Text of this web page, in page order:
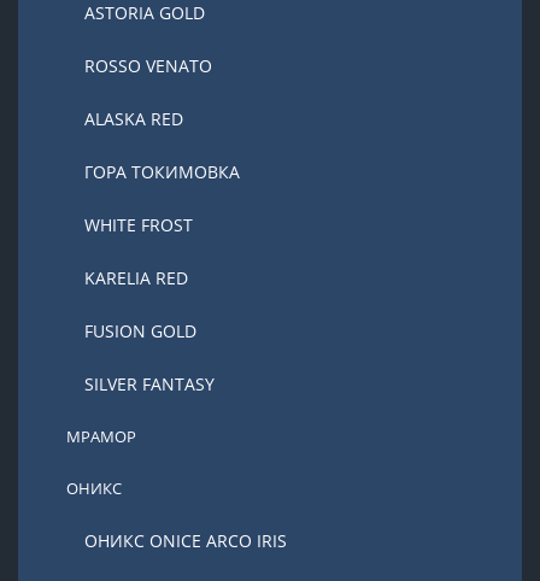
ASTORIA GOLD
ROSSO VENATO
ALASKA RED
ГОРА ТОКИМОВКА
WHITE FROST
KARELIA RED
FUSION GOLD
SILVER FANTASY
МРАМОР
ОНИКС
ОНИКС ONICE ARCO IRIS